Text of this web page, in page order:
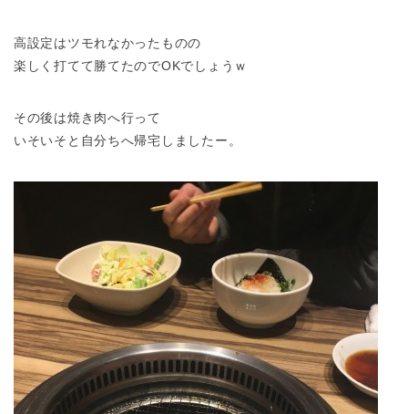
高設定はツモれなかったものの
楽しく打てて勝てたのでOKでしょうｗ
その後は焼き肉へ行って
いそいそと自分ちへ帰宅しましたー。